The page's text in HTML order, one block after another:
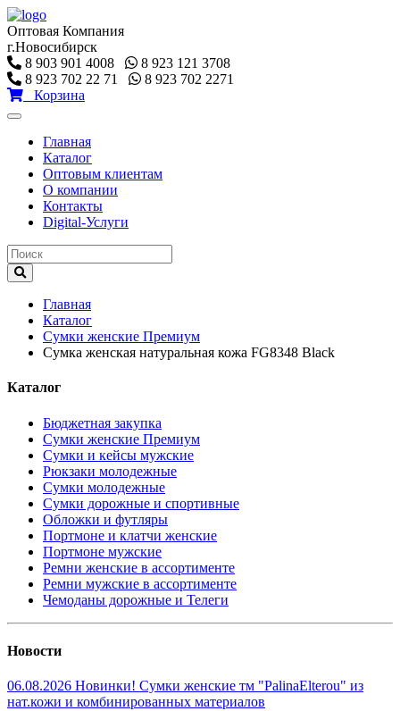
Оптовая Компания
г.Новосибирск
8 903 901 4008
8 923 121 3708
8 923 702 22 71
8 923 702 2271
Корзина
Toggle
navigationГлавная
Каталог
Оптовым клиентам
О компании
Контакты
Digital-Услуги
Главная
Каталог
Сумки женские Премиум
Сумка женская натуральная кожа FG8348 Black
Каталог
Бюджетная закупка
Сумки женские Премиум
Сумки и кейсы мужские
Рюкзаки молодежные
Сумки молодежные
Сумки дорожные и спортивные
Обложки и футляры
Портмоне и клатчи женские
Портмоне мужские
Ремни женские в ассортименте
Ремни мужские в ассортименте
Чемоданы дорожные и Телеги
Новости
06.08.2026 Новинки! Сумки женские тм "PalinaElterou" из
нат.кожи и комбинированных материалов